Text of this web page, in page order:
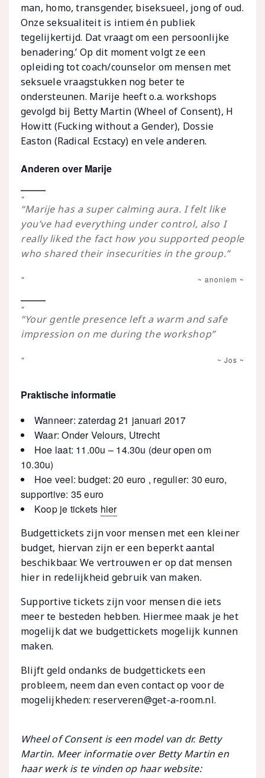
man, homo, transgender, biseksueel, jong of oud.
Onze seksualiteit is intiem én publiek
tegelijkertijd. Dat vraagt om een persoonlijke
benadering.’ Op dit moment volgt ze een
opleiding tot coach/counselor om mensen met
seksuele vraagstukken nog beter te
ondersteunen. Marije heeft o.a. workshops
gevolgd bij Betty Martin (Wheel of Consent), H
Howitt (Fucking without a Gender), Dossie
Easton (Radical Ecstacy) en vele anderen.
Anderen over Marije
“Marije has a super calming aura. I felt like
you’ve had everything under control, also I
really liked the fact how you supported people
who shared their insecurities in the group.”
anoniem
“Your gentle presence left a warm and safe
impression on me during the workshop”
Jos
Praktische informatie
Wanneer: zaterdag 21 januari 2017
Waar: Onder Velours, Utrecht
Hoe laat: 11.00u – 14.30u (deur open om
10.30u)
Hoe veel: budget: 20 euro , regulier: 30 euro,
supportive: 35 euro
Koop je tickets hier
Budgettickets zijn voor mensen met een kleiner
budget, hiervan zijn er een beperkt aantal
beschikbaar. We vertrouwen er op dat mensen
hier in redelijkheid gebruik van maken.
Supportive tickets zijn voor mensen die iets
meer te besteden hebben. Hiermee maak je het
mogelijk dat we budgettickets mogelijk kunnen
maken.
Blijft geld ondanks de budgettickets een
probleem, neem dan even contact op voor de
mogelijkheden: reserveren@get-a-room.nl.
Wheel of Consent is een model van dr. Betty
Martin. Meer informatie over Betty Martin en
haar werk is te vinden op haar website: